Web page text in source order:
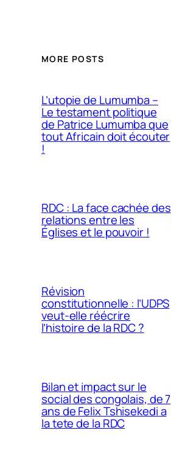
MORE POSTS
L’utopie de Lumumba –
Le testament politique
de Patrice Lumumba que
tout Africain doit écouter
!
RDC : La face cachée des
relations entre les
Églises et le pouvoir !
Révision
constitutionnelle : l’UDPS
veut-elle réécrire
l’histoire de la RDC ?
Bilan et impact sur le
social des congolais, de 7
ans de Felix Tshisekedi a
la tete de la RDC